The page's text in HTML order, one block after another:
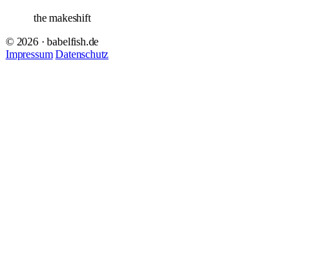
the makeshift
© 2026 · babelfish.de
Impressum Datenschutz